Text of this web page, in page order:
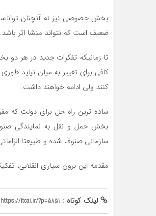
بخش خصوصی نیز نه آنچنان
ضعیف است که نتواند منشا اثر باشد.
تا زمانیکه تفکرات جدید در هر
کافی برای تغییر به میان نیاید
کنند ولی ادامه خواهند داشت.
ساده ترین راه حل برای دولت که
بخش حمل و نقل به نمایندگی
سازمانی صنوف شده و طبیعتا
مقدمه این برون سپاری انقلابی،
لینک کوتاه : https://itcai.ir/?p=5851